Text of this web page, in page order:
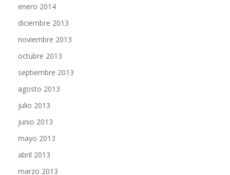
diciembre 2013
noviembre 2013
octubre 2013
septiembre 2013
agosto 2013
julio 2013
junio 2013
mayo 2013
abril 2013
marzo 2013